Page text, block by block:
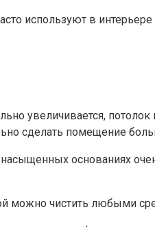
используют в
увеличивается,
сделать помещение
основаниях
можно чистить любыми